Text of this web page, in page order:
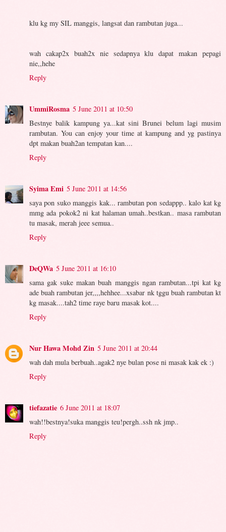
klu kg my SIL manggis, langsat dan rambutan juga...
wah cakap2x buah2x nie sedapnya klu dapat makan pepagi
nie,,hehe
Reply
UmmiRosma 5 June 2011 at 10:50
Bestnye balik kampung ya...kat sini Brunei belum lagi musim
rambutan. You can enjoy your time at kampung and yg pastinya
dpt makan buah2an tempatan kan....
Reply
Syima Emi 5 June 2011 at 14:56
saya pon suko manggis kak... rambutan pon sedappp.. kalo kat kg
mmg ada pokok2 ni kat halaman umah..bestkan.. masa rambutan
tu masak, merah jeee semua..
Reply
DeQWa 5 June 2011 at 16:10
sama gak suke makan buah manggis ngan rambutan...tpi kat kg
ade buah rambutan jer,,,,hehhee...xsabar nk tggu buah rambutan kt
kg masak....tah2 time raye baru masak kot....
Reply
Nur Hawa Mohd Zin 5 June 2011 at 20:44
wah dah mula berbuah..agak2 nye bulan pose ni masak kak ek :)
Reply
tiefazatie 6 June 2011 at 18:07
wah!!bestnya!suka manggis teu!pergh..ssh nk jmp..
Reply